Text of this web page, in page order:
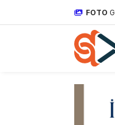
FOTO